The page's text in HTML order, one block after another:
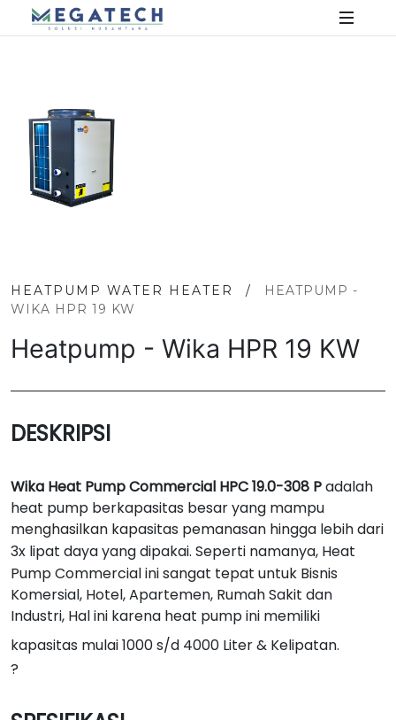
HEATPUMP WATER HEATER /
HEATPUMP -
WIKA HPR 19 KW
Heatpump - Wika HPR 19 KW
DESKRIPSI
Wika Heat Pump Commercial HPC 19.0-308 Padalah
heat pump berkapasitas besar yang mampu
menghasilkan kapasitas pemanasan hingga lebih dari
3x lipat daya yang dipakai. Seperti namanya, Heat
Pump Commercialini sangat tepat untuk Bisnis
Komersial, Hotel, Apartemen, Rumah Sakit dan
Industri, Hal ini karena heat pump ini memiliki
kapasitas mulai 1000 s/d 4000 Liter & Kelipatan.
?